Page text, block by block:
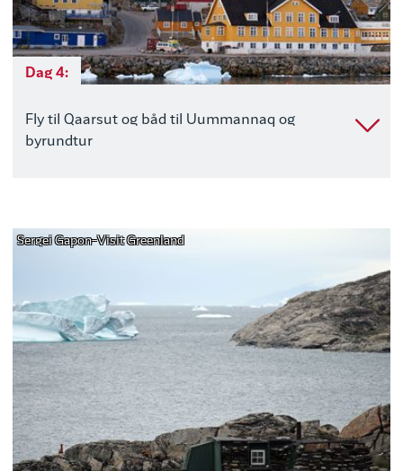
Dag 4:
Fly til Qaarsut og båd til Uummannaq og
byrundtur
Sergei Gapon-Visit Greenland